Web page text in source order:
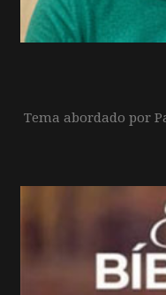
Tema abordado por